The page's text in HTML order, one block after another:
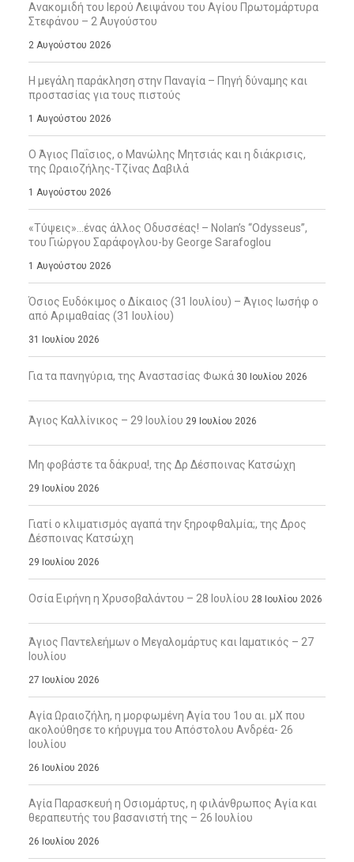
Ανακομιδή του Ιερού Λειψάνου του Αγίου Πρωτομάρτυρα
Στεφάνου – 2 Αυγούστου
2 Αυγούστου 2026
Η μεγάλη παράκληση στην Παναγία – Πηγή δύναμης και
προστασίας για τους πιστούς
1 Αυγούστου 2026
Ο Άγιος Παΐσιος, ο Μανώλης Μητσιάς και η διάκρισις,
της Ωραιοζήλης-Τζίνας Δαβιλά
1 Αυγούστου 2026
«Τύψεις»…ένας άλλος Οδυσσέας! – Nolan’s “Odysseus”,
του Γιώργου Σαράφογλου-by George Sarafoglou
1 Αυγούστου 2026
Όσιος Ευδόκιμος ο Δίκαιος (31 Ιουλίου) – Άγιος Ιωσήφ ο
από Αριμαθαίας (31 Ιουλίου)
31 Ιουλίου 2026
Για τα πανηγύρια, της Αναστασίας Φωκά 30 Ιουλίου 2026
Άγιος Καλλίνικος – 29 Ιουλίου 29 Ιουλίου 2026
Μη φοβάστε τα δάκρυα!, της Δρ Δέσποινας Κατσώχη
29 Ιουλίου 2026
Γιατί ο κλιματισμός αγαπά την ξηροφθαλμία;, της Δρος
Δέσποινας Κατσώχη
29 Ιουλίου 2026
Οσία Ειρήνη η Χρυσοβαλάντου – 28 Ιουλίου 28 Ιουλίου 2026
Άγιος Παντελεήμων ο Μεγαλομάρτυς και Ιαματικός – 27
Ιουλίου
27 Ιουλίου 2026
Αγία Ωραιοζήλη, η μορφωμένη Αγία του 1ου αι. μΧ που
ακολούθησε το κήρυγμα του Απόστολου Ανδρέα- 26
Ιουλίου
26 Ιουλίου 2026
Αγία Παρασκευή η Οσιομάρτυς, η φιλάνθρωπος Αγία και
θεραπευτής του βασανιστή της – 26 Ιουλίου
26 Ιουλίου 2026